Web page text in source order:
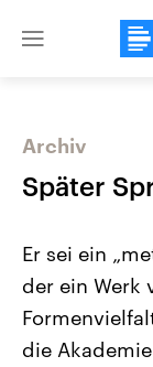
Close
Archiv
Später
Er sei ein
der ein Werk
die